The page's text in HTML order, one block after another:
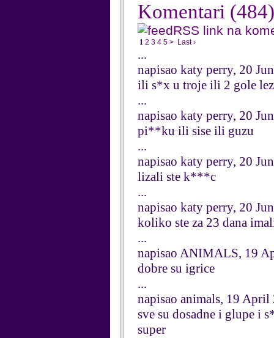
Komentari (484)
RSS link na
1 2 3 4 5 > Last ›
...
napisao katy perry, 20
ili s*x u troje ili 2 gole
...
napisao katy perry, 20
pi**ku ili sise ili guzu
...
napisao katy perry, 20
lizali ste k***c
...
napisao katy perry, 20
koliko ste za 23 dana
...
napisao ANIMALS, 19
dobre su igrice
...
napisao animals, 19 April
sve su dosadne i glupe i
super